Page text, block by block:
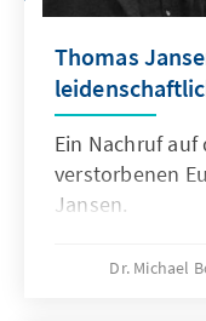
Thomas
Ein Nachruf auf
verstorbenen
Jansen.
Dr. Michael